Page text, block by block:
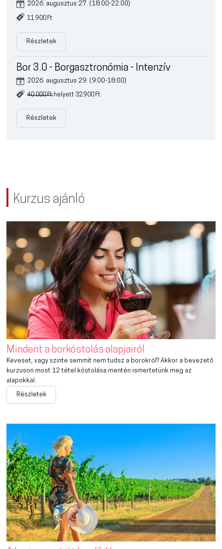
2026. augusztus 27. (18:00-22:00)
11.900 Ft
Részletek
Bor 3.0 - Borgasztronómia - Intenzív
2026. augusztus 29. (9:00-18:00)
40.000 Fthelyett 32.900 Ft
Részletek
Kurzus ajánló
Mindent a borkóstolás alapjairól
Keveset, vagy szinte semmit nem tudsz a borokról? Akkor a bevezető
kurzuson most 12 tétel kóstolása mentén ismertetünk meg az
alapokkal.
Részletek